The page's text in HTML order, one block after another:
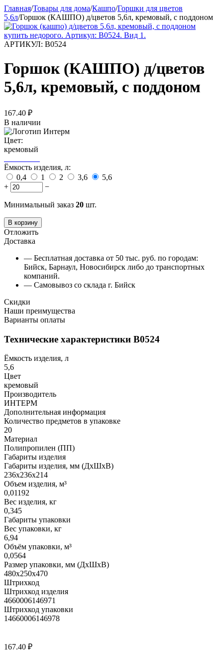
Главная/Товары для дома/Кашпо/Горшки для цветов
5,6л/Горшок (КАШПО) д/цветов 5,6л, кремовый, с поддоном
АРТИКУЛ: В0524
Горшок (КАШПО) д/цветов
5,6л, кремовый, с поддоном
167.40 ₽
В наличии
Цвет:
кремовый
Ёмкость изделия, л:
0,4
1 2 3,6
5,6
+
−
Минимальный заказ 20 шт.
В корзину
Отложить
Доставка
— Бесплатная доставка от 50 тыс. руб. по городам:
Бийск, Барнаул, Новосибирск либо до транспортных
компаний.
— Самовывоз со склада г. Бийск
Скидки
Наши преимущества
Варианты оплаты
Технические характеристики В0524
Ёмкость изделия, л
5,6
Цвет
кремовый
Производитель
ИНТЕРМ
Дополнительная информация
Количество предметов в упаковке
20
Материал
Полипропилен (ПП)
Габариты изделия
Габариты изделия, мм (ДхШхВ)
236х236х214
Объем изделия, м³
0,01192
Вес изделия, кг
0,345
Габариты упаковки
Вес упаковки, кг
6,94
Объём упаковки, м³
0,0564
Размер упаковки, мм (ДхШхВ)
480х250х470
Штрихкод
Штрихкод изделия
4660006146971
Штрихкод упаковки
14660006146978
167.40 ₽